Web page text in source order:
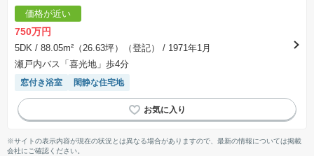
価格が近い
750万円
5DK / 88.05m²（26.63坪）（登記）
/ 1971年1月
瀬戸内バス「喜光地」歩4分
窓付き浴室 閑静な住宅地
※サイトの表示内容が現在の状況とは異なる場合がありますので、最新の情報については掲載
会社にご確認ください。